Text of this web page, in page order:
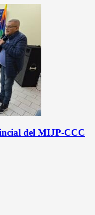
del MIJP-CCC